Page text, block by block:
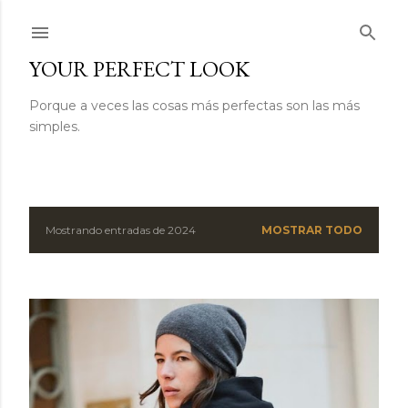
YOUR PERFECT LOOK
Porque a veces las cosas más perfectas son las más
simples.
E
t
r
a
Mostrando entradas de 2024 MOSTRAR TODO